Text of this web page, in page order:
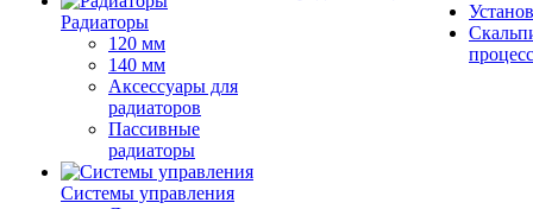
Радиаторы
120 мм
140 мм
Аксессуары для
радиаторов
Пассивные
радиаторы
Системы управления